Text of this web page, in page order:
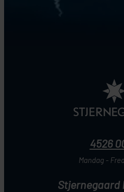
4526
Mandag -
Stjernegaard